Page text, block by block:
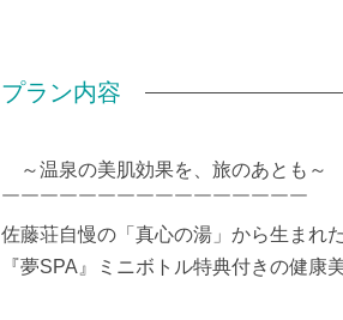
プラン内容
～温泉の美肌効果を、旅のあとも～
￣￣￣￣￣￣￣￣￣￣￣￣￣￣￣￣
佐藤荘自慢の「真心の湯」から生まれ
『夢SPA』ミニボトル特典付きの健康